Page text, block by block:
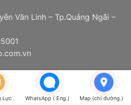
Văn Linh – Tp.Quảng Ngãi –
Lực . WhatsApp ( Eng.) Map (chỉ đường.)